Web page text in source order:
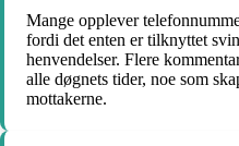
Mange opplever
fordi det enten er tilknyttet
henvendelser. Flere
alle døgnets tider, noe som
mottakerne.